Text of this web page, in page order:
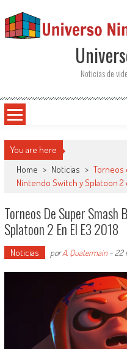
Noticias de
You are here
Home > Noticias > Torneos
Nintendo Switch y Splatoon 2
Torneos De Super Smash
Splatoon 2 En El E3 2018
Noticias porA. Quatermain- 22